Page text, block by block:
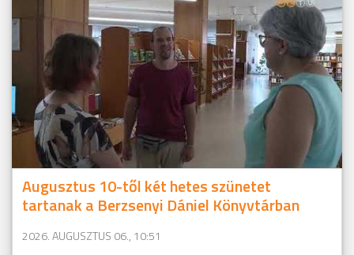
Augusztus 10-től két hetes szünetet
tartanak a Berzsenyi Dániel Könyvtárban
2026. AUGUSZTUS 06., 10:51